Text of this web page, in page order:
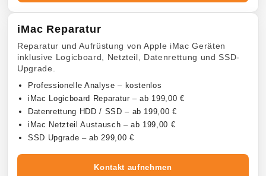
iMac Reparatur
Reparatur und Aufrüstung von Apple iMac Geräten
inklusive Logicboard, Netzteil, Datenrettung und SSD-
Upgrade.
Professionelle Analyse – kostenlos
iMac Logicboard Reparatur – ab 199,00 €
Datenrettung HDD / SSD – ab 199,00 €
iMac Netzteil Austausch – ab 199,00 €
SSD Upgrade – ab 299,00 €
Kontakt aufnehmen